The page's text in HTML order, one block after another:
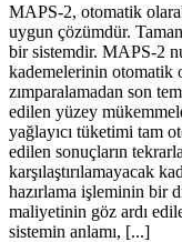
MAPS-2, otomatik
uygun çözümdür.
bir sistemdir. MAPS-2
kademelerinin otomatik
zımparalamadan son
edilen yüzey
yağlayıcı tüketimi tam
edilen sonuçların
karşılaştırılamayacak
hazırlama işleminin bir
maliyetinin göz ardı
sistemin anlamı, [...]